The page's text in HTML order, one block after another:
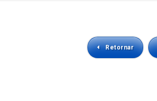
Retornar